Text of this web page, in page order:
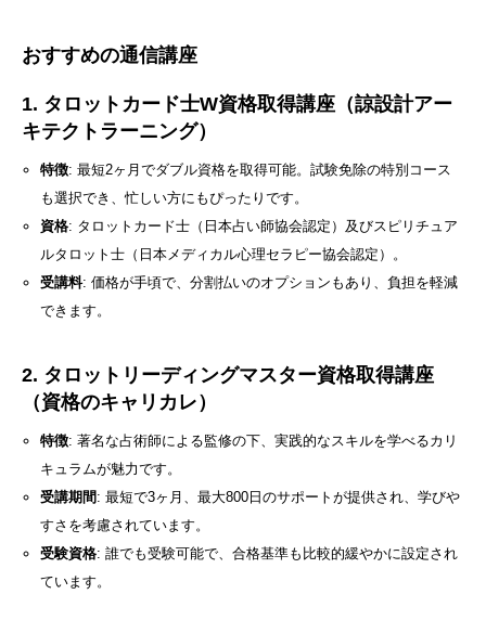
おすすめの通信講座
1. タロットカード士W資格取得講座（諒設計アー
キテクトラーニング）
特徴: 最短2ヶ月でダブル資格を取得可能。試験免除の特別コース
も選択でき、忙しい方にもぴったりです。
資格: タロットカード士（日本占い師協会認定）及びスピリチュア
ルタロット士（日本メディカル心理セラピー協会認定）。
受講料: 価格が手頃で、分割払いのオプションもあり、負担を軽減
できます。
2. タロットリーディングマスター資格取得講座
（資格のキャリカレ）
特徴: 著名な占術師による監修の下、実践的なスキルを学べるカリ
キュラムが魅力です。
受講期間 : 最短で3ヶ月、最大800日のサポートが提供され、学びや
すさを考慮されています。
受験資格: 誰でも受験可能で、合格基準も比較的緩やかに設定され
ています。